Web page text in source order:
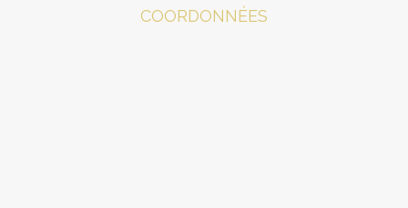
COORDONNÉES